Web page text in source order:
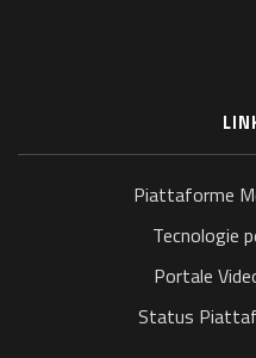
Piattaforme
Tecnologie
Portale
Status